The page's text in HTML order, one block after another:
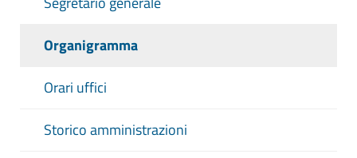
Organigramma
Orari uffici
Storico amministrazioni